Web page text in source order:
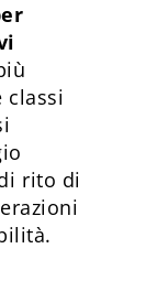
classi
rito di